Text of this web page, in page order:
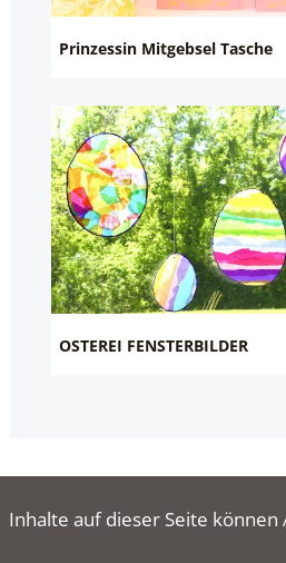
Prinzessin Mitgebsel Tasche
OSTEREI FENSTERBILDER
Inhalte auf dieser Seite